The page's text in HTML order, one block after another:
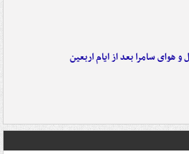
و هوای سامرا بعد از ایام اربعین